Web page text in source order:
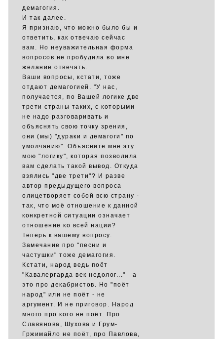
демагогия.
И так далее.
Я признаю, что можно было бы и
ответить, как отвечаю сейчас
вам. Но неуважительная форма
вопросов не пробудила во мне
желание отвечать.
Ваши вопросы, кстати, тоже
отдают демагогией. "У нас,
получается, по Вашей логике две
трети страны таких, с которыми
не надо разговаривать и
объяснять свою точку зрения,
они (мы) "дураки и демагоги" по
умолчанию". Объясните мне эту
мою "логику", которая позволила
вам сделать такой вывод. Откуда
взялись "две трети"? И разве
автор предыдущего вопроса
олицетворяет собой всю страну -
так, что моё отношение к данной
конкретной ситуации означает
отношение ко всей нации?
Теперь к вашему вопросу.
Замечание про "песни и
частушки" тоже демагогия.
Кстати, народ ведь поёт
"Кавалергарда век недолог..." - а
это про декабристов. Но "поёт
народ" или не поёт - не
аргумент. И не приговор. Народ
много про кого не поёт. Про
Славянова, Шухова и Грум-
Гржимайло не поёт, про Павлова,